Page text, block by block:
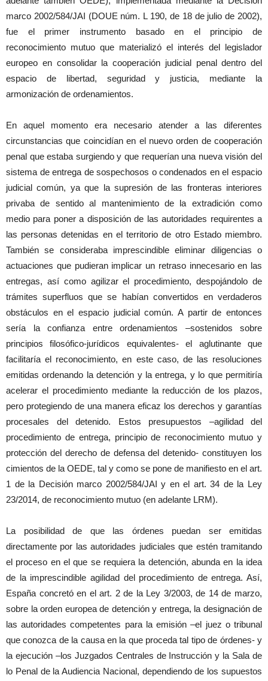
marco 2002/584/JAI (DOUE núm. L 190, de 18 de julio de 2002),
fue el primer instrumento basado en el principio de
reconocimiento mutuo que materializó el interés del legislador
europeo en consolidar la cooperación judicial penal dentro del
espacio de libertad, seguridad y justicia, mediante la
armonización de ordenamientos.
En aquel momento era necesario atender a las diferentes
circunstancias que coincidían en el nuevo orden de cooperación
penal que estaba surgiendo y que requerían una nueva visión del
sistema de entrega de sospechosos o condenados en el espacio
judicial común, ya que la supresión de las fronteras interiores
privaba de sentido al mantenimiento de la extradición como
medio para poner a disposición de las autoridades requirentes a
las personas detenidas en el territorio de otro Estado miembro.
También se consideraba imprescindible eliminar diligencias o
actuaciones que pudieran implicar un retraso innecesario en las
entregas, así como agilizar el procedimiento, despojándolo de
trámites superfluos que se habían convertidos en verdaderos
obstáculos en el espacio judicial común. A partir de entonces
sería la confianza entre ordenamientos –sostenidos sobre
principios filosófico-jurídicos equivalentes- el aglutinante que
facilitaría el reconocimiento, en este caso, de las resoluciones
emitidas ordenando la detención y la entrega, y lo que permitiría
acelerar el procedimiento mediante la reducción de los plazos,
pero protegiendo de una manera eficaz los derechos y garantías
procesales del detenido. Estos presupuestos –agilidad del
procedimiento de entrega, principio de reconocimiento mutuo y
protección del derecho de defensa del detenido- constituyen los
cimientos de la OEDE, tal y como se pone de manifiesto en el art.
1 de la Decisión marco 2002/584/JAI y en el art. 34 de la Ley
23/2014, de reconocimiento mutuo (en adelante LRM).
La posibilidad de que las órdenes puedan ser emitidas
directamente por las autoridades judiciales que estén tramitando
el proceso en el que se requiera la detención, abunda en la idea
de la imprescindible agilidad del procedimiento de entrega. Así,
España concretó en el art. 2 de la Ley 3/2003, de 14 de marzo,
sobre la orden europea de detención y entrega, la designación de
las autoridades competentes para la emisión –el juez o tribunal
que conozca de la causa en la que proceda tal tipo de órdenes- y
la ejecución –los Juzgados Centrales de Instrucción y la Sala de
lo Penal de la Audiencia Nacional, dependiendo de los supuestos